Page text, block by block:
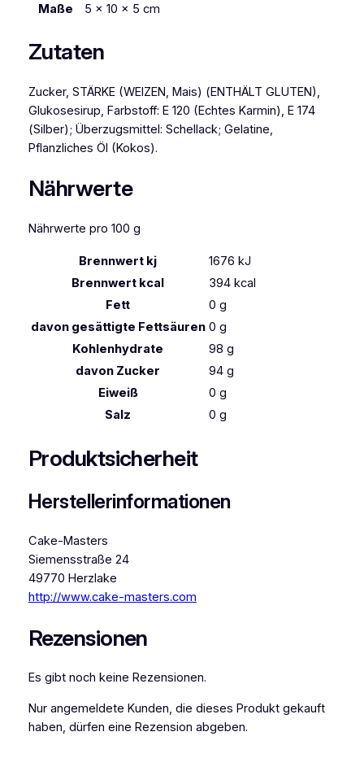
a
1
0
g
M
e
g
Maße
5 × 10 × 5 cm
Zutaten
Zucker, STÄRKE (WEIZEN, Mais) (ENTHÄLT GLUTEN),
Glukosesirup, Farbstoff: E 120 (Echtes Karmin), E 174
(Silber); Überzugsmittel: Schellack; Gelatine,
Pflanzliches Öl (Kokos).
Nährwerte
Nährwerte pro 100 g
Brennwert kj 1676 kJ
Brennwert kcal
394 kcal
Fett
0 g
davon gesättigte Fettsäuren 0 g
Kohlenhydrate
98 g
davon Zucker 94 g
Eiweiß
0 g
Salz
0 g
Produktsicherheit
Herstellerinformationen
Cake-Masters
Siemensstraße 24
49770 Herzlake
http://www.cake-masters.com
Rezensionen
Es gibt noch keine Rezensionen.
Nur angemeldete Kunden, die dieses Produkt gekauft
haben, dürfen eine Rezension abgeben.